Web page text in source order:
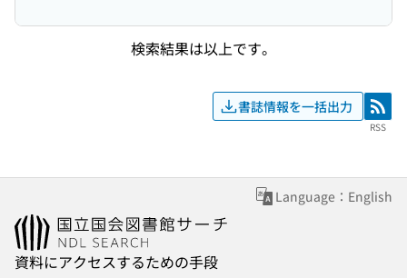
検索結果は以上です。
書誌情報を一括出力 RSS
RSS
Language：English
資料にアクセスするための手段